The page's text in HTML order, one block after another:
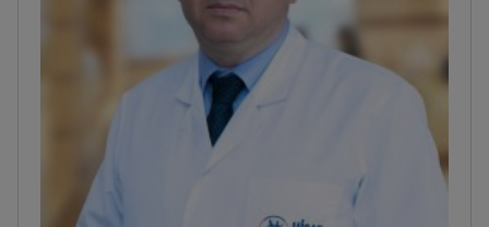
Europäischen Kopf-Hals-Gesellschaft.<\/p>